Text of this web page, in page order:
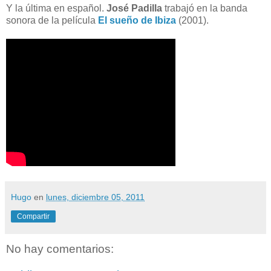
Y la última en español. José Padilla trabajó en la banda
sonora de la película El sueño de Ibiza (2001).
Hugo en lunes, diciembre 05, 2011
Compartir
No hay comentarios: